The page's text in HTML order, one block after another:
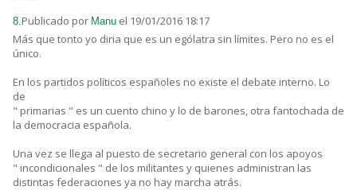
8. Publicado por Manu el 19/01/2016 18:17
Más que tonto yo diria que es un ególatra sin límites. Pero no es el
único.
En los partidos políticos españoles no existe el debate interno. Lo
de
" primarias " es un cuento chino y lo de barones, otra fantochada de
la democracia española.
Una vez se llega al puesto de secretario general con los apoyos
" incondicionales " de los militantes y quienes administran las
distintas federaciones ya no hay marcha atrás.